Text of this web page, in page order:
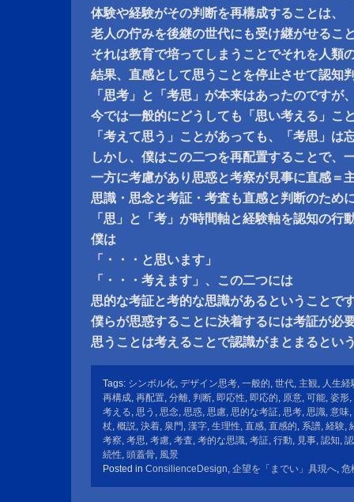
体験や経験がその判断を再構成することは、
老人の佇みを後継の世代にも受け継がせるこ
それは教育で培ってしまうことでそれを人類
結果、直感として思うことを停止させて認知
「思考」と「考思」が本来はあったのですが
今では一般的にどうしても「思い考える」こ
「考えて思う」ことがあっても、「考思」は
しかし、僕はこの二つを再配置することで、
一方に考慮があり思惑と考察が見事に直感＝
思識・思念と考証・考査も直感と判断のため
「思」と「考」が時間軸と経験軸を認知の行
僕は
「・・・と思います」
「・・・考えます」、この二つには
思的な考証と考的な思識があるということで
僕らが思惑することに決着するには考証が必
思うことは考えることで認識がまとまるとい
Tags: シンボル化, デザイン思考, 一般的, 世代, 主観, 人生経
再構成, 再配置, 分離, 判断, 即応性, 即応的, 原意, 可能, 姿形,
考える, 思う , 思念, 思惑, 思慮, 思的な考証, 思考, 思識, 意味,
杖, 概説, 決着, 泉門 , 漢字, 生理性, 直感, 直感的, 系譜, 経験,
考察, 考思, 考慮, 考査, 考的な思識, 考証, 行動, 見事, 認知,
続性, 頭蓋骨, 風景
Posted in ConsilienceDesign, 企望を「までい」具現へ, 危